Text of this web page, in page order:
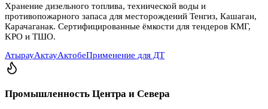
Хранение дизельного топлива, технической воды и
противопожарного запаса для месторождений Тенгиз, Кашаган,
Карачаганак. Сертифицированные ёмкости для тендеров КМГ,
KPO и ТШО.
АтырауАктауАктобеПрименение для ДТ
Промышленность Центра и Севера